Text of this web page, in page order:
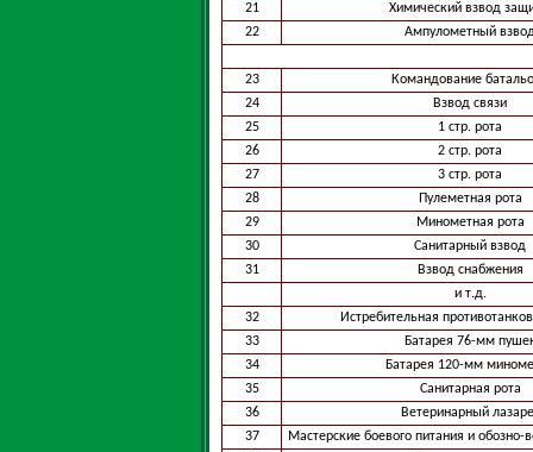
21
Химический взвод
22
Ампулометный
23
Командование
24
Взвод связи
25
1 стр. рота
26
2 стр. рота
27
3 стр. рота
28
Пулеметная рота
29
Минометная рота
30
Санитарный взвод
31
Взвод снабжения
и т.д.
32
Истребительная
33
Батарея 76-мм
34
Батарея 120-мм
35
Санитарная рота
36
Ветеринарный
37
Мастерские боевого питания и обозно-